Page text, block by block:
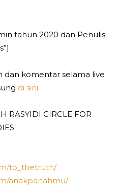
tahun 2020 dan Penulis
dan komentar selama live
di sini.
RASYIDI CIRCLE FOR
to_thetruth/
anakpanahmu/